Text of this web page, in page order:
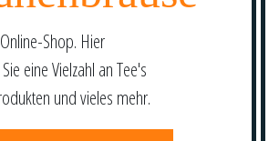
Shop. Hier
eine Vielzahl an Tee's
und vieles mehr.